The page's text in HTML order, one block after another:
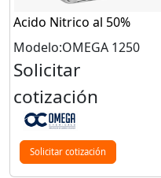
Acido Nitrico al 50%
Modelo:OMEGA 1250
Solicitar
cotización
Solicitar cotización